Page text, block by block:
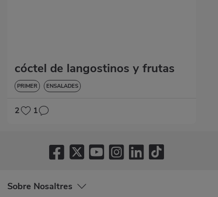
cóctel de langostinos y frutas
PRIMER ENSALADES
2 1
Sobre Nosaltres